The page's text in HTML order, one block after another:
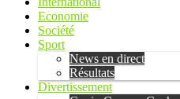
Economie
Société
Sport
News en direct
Résultats
Divertissement